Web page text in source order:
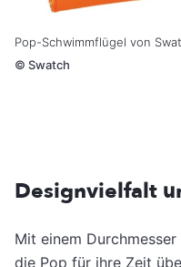
Pop-Schwimmflügel von
© Swatch
Designvielfalt
Mit einem
die Pop für ihre Zeit